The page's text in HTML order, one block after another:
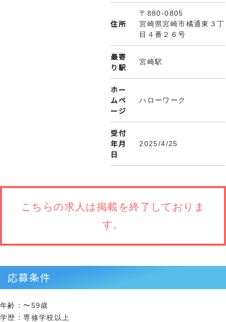
住所
〒880-0805
宮崎県宮崎市橘通東３丁
目４番２６号
最寄
り駅
宮崎駅
ホー
ムペ
ージ
ハローワーク
受付
年月
日
2025/4/25
こちらの求人は掲載を終了しておりま
す。
応募条件
年齢：〜59歳
学歴：専修学校以上